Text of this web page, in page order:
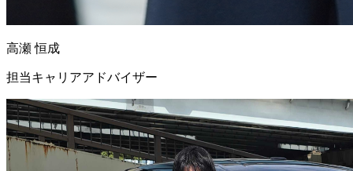
高瀬 恒成
担当キャリアアドバイザー